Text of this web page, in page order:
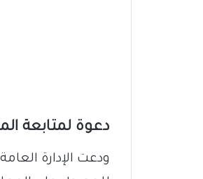
دعوة لمتابعة
ودعت الإدارة